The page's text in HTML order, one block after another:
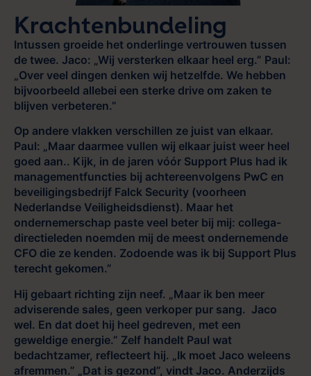
Krachtenbundeling
Intussen groeide het onderlinge vertrouwen tussen
de twee. Jaco: „Wij versterken elkaar heel erg.” Paul:
„Over veel dingen denken wij hetzelfde. We hebben
bijvoorbeeld allebei een sterke drive om zaken te
blijven verbeteren.”
Op andere vlakken verschillen ze juist van elkaar.
Paul: „Maar daarmee vullen wij elkaar juist weer heel
goed aan.. Kijk, in de jaren vóór Support Plus had ik
managementfuncties bij achtereenvolgens PwC en
beveiligingsbedrijf Falck Security (voorheen
Nederlandse Veiligheidsdienst). Maar het
ondernemerschap paste veel beter bij mij: collega-
directieleden noemden mij de meest ondernemende
CFO die ze kenden. Zodoende was ik bij Support Plus
terecht gekomen.”
Hij gebaart richting zijn neef. „Maar ik ben meer
adviserende sales, geen verkoper pur sang. Jaco
wel. En dat doet hij heel gedreven, met een
geweldige energie.” Zelf handelt Paul wat
bedachtzamer, reflecteert hij. „Ik moet Jaco weleens
afremmen.” „Dat is gezond”, vindt Jaco. Anderzijds